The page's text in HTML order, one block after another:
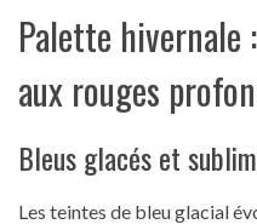
Palette hivernale
aux rouges
Bleus glacés et
Les teintes de bleu glacial